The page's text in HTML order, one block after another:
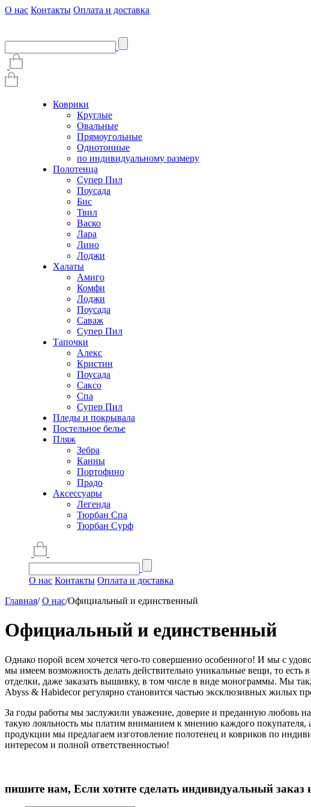
О нас Контакты Оплата и доставка
Коврики
Круглые
Овальные
Прямоугольные
Однотонные
по индивидуальному размеру
Полотенца
Супер Пил
Поусада
Бис
Твил
Васко
Лара
Лино
Лоджи
Халаты
Амиго
Комфи
Лоджи
Поусада
Саваж
Супер Пил
Тапочки
Алекс
Кристин
Поусада
Саксо
Спа
Супер Пил
Пледы и покрывала
Постельное белье
Пляж
Зебра
Канны
Портофино
Прадо
Аксессуары
Легенда
Тюрбан Спа
Тюрбан Сурф
О нас Контакты Оплата и доставка
Главная/ О нас/Официальный и единственный
Официальный и единственный
Однако порой всем хочется чего-то совершенно особенного! И мы с
мы имеем возможность делать действительно уникальные вещи, то
отделки, даже заказать вышивку, в том числе в виде монограммы. Мы
Abyss & Habidecor регулярно становится частью эксклюзивных жилых
За годы работы мы заслужили уважение, доверие и преданную любовь
такую лояльность мы платим вниманием к мнению каждого
продукции мы предлагаем изготовление полотенец и ковриков по
интересом и полной ответственностью!
пишите нам, Если хотите сделать индивидуальный